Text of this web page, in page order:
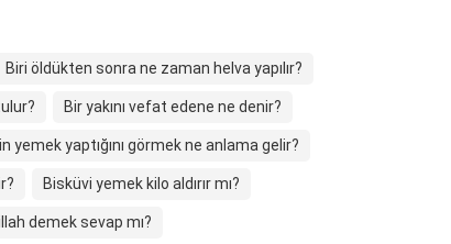
Biri öldükten sonra ne zaman helva yapılır?
Bir yakını vefat edene ne denir?
yemek yaptığını görmek ne anlama gelir?
Bisküvi yemek kilo aldırır mı?
demek sevap mı?